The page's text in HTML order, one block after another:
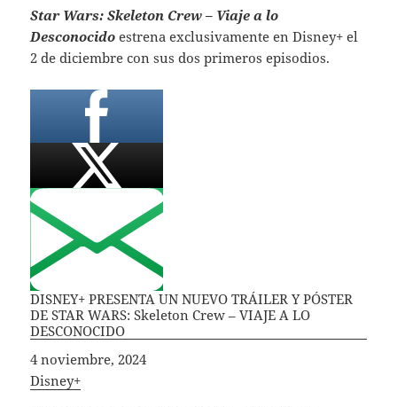
Star Wars: Skeleton Crew – Viaje a lo
Desconocido estrena exclusivamente en Disney+ el
2 de diciembre con sus dos primeros episodios.
DISNEY+ PRESENTA UN NUEVO TRÁILER Y PÓSTER
DE STAR WARS: Skeleton Crew – VIAJE A LO
DESCONOCIDO
Fecha
4 noviembre, 2024
In relation to
Disney+